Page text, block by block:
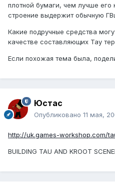
плотной бумаги, чем лучше его
строение выдержит обычную
Какие подручные средства
качестве составляющих Тау
Если похожая тема была,
Юстаc
Опубликовано 11 мая,
http://uk.games-workshop.com/
BUILDING TAU AND KROOT